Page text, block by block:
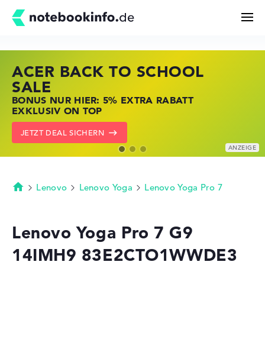
Kaufberatung
Technik & Wissen
Deals
Merkzettel
ACER BACK TO SCHOOL
SALE
BONUS NUR HIER: 5% EXTRA RABATT
EXKLUSIV ON TOP
JETZT DEAL SICHERN
HP STORE SSV DEALS
JETZT ZUGREIFEN: NOTEBOOKS BEI HP
KRÄFTIG REDUZIERT
ZU DEN HP ANGEBOTEN
LENOVO LAPTOP DEALS
NOTEBOOKS BEI LENOVO JETZT
KRÄFTIG REDUZIERT
LENOVO DEALS ZEIGEN
Startseite
Lenovo Lenovo Yoga Lenovo Yoga Pro 7
Lenovo Yoga Pro 7 G9
14IMH9 83E2CTO1WWDE3